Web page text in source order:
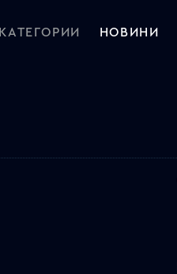
КАТЕГОРИИ НОВИНИ